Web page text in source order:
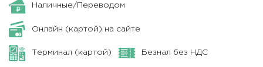
Наличные/Переводом
Онлайн (картой) на сайте
Терминал (картой) Безнал без НДС